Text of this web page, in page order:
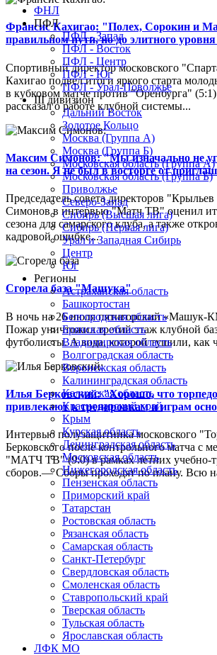
Франсис Кахигао: "Полех, Сорокин и
правильном пути, но до элитного
Спортивный директор московского
Кахигао подвел итоги яркого старта
в кубковом матче против "Оренбурга"
рассказал о работе клубной системы...
Максим Симонов: "Мы изначально не
на сезон. Я не был в восторге от
Председатель совета директоров
Симонов в интервью "Матч ТВ" оценил
сезона для самарского клуба, а также
кадровой ошибке...
Сгорела база "Машука"
В ночь на 26 июля пятигорский «Машук-
Пожар уничтожил третий этаж клубной
футболисты. А вода, которой тушили, как
Илья Берковский: "Хорошо, что
привлекают к тренировкам и играм
Интервью полузащитника московского
Берковского после контрольного матча с
"МАТЧ ТВ" (9:0) в рамках летних учебно-
сборов.— Сборы проходят по плану. Всю
ФНЛ
ПФЛ
ПФЛ - Запад
ПФЛ - Восток
ПФЛ - Центр
ПФЛ - Юг
ПФЛ - Урал-Поволжье
III дивизион
Дальний Восток
Золотое Кольцо
Москва (Группа А)
Москва (Группа Б)
Московская область (Группа А)
Московская область (Группа Б)
Приволжье
Северо-Запад
Сибирь (Высшая лига)
Сибирь (Первая лига)
Урал и Западная Сибирь
Центр
Юг
Регионы
Астраханская область
Башкортостан
Белгородская область
Брянская область
Владимирская область
Волгоградская область
Воронежская область
Калининградская область
Калужская область
Краснодарский край
Крым
Курская область
Ленинградская область
Московская область
Нижегородская область
Пензенская область
Приморский край
Татарстан
Ростовская область
Рязанская область
Самарская область
Санкт-Петербург
Свердловская область
Смоленская область
Ставропольский край
Тверская область
Тульская область
Ярославская область
ЛФК МО